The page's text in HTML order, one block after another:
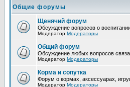
Общие форумы
Щенячий форум
Обсуждение вопросов о
Модератор Модераторы
Общий форум
Обсуждение любых вопросов
Модератор Модераторы
Корма и сопутка
Форум о кормах, аксессуарах,
Модератор Модераторы